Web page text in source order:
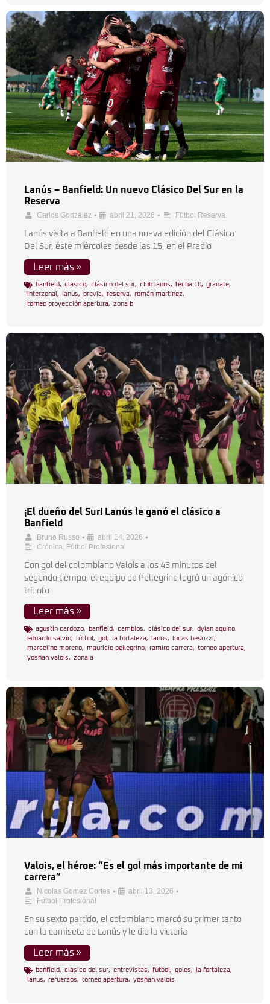
Lanús – Banfield: Un nuevo Clásico Del Sur en la
Reserva
Carlos González • abril 21, 2026 • Fútbol Reserva
Lanús visita a Banfield en una nueva edición del Clásico
Del Sur, éste miércoles desde las 15, en el Predio
Leer más »
banfield, clasico, clásico del sur, club lanus, fecha 10, granate,
interzonal , lanus, previa, reserva, román martínez,
torneo proyección apertura, zona b
¡El dueño del Sur! Lanús le ganó el clásico a
Banfield
Bruno Russo • abril 14, 2026 •
Crónica, Fútbol Profesional
Con gol del colombiano Valois a los 43 minutos del
segundo tiempo, el equipo de Pellegrino logró un agónico
triunfo
Leer más »
agustín cardozo, banfield, cambios, clásico del sur, dylan aquino,
eduardo salvio, fútbol , gol , la fortaleza, lanus, lucas besozzi,
marcelino moreno, mauricio pellegrino, ramiro carrera, torneo apertura,
yoshan valois, zona a
Valois, el héroe: “Es el gol más importante de mi
carrera”
Nicolas Gomez Cortes • abril 13, 2026 •
Fútbol Profesional
En su sexto partido, el colombiano marcó su primer tanto
con la camiseta de Lanús y le dio la victoria
Leer más »
banfield, clásico del sur, entrevistas, fútbol , goles, la fortaleza,
lanus, refuerzos, torneo apertura, yoshan valois